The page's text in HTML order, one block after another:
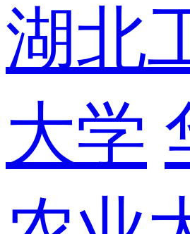
湖北
大学